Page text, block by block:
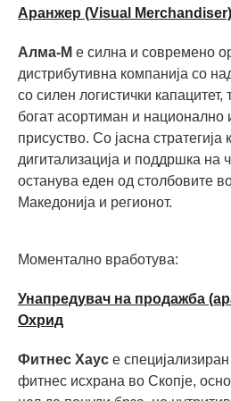
Аранжер (Visual
Алма-М е силна и современо
дистрибутивна компанија со
со силен логистички
богат асортиман и национално
присуство. Со јасна стратегија
дигитализација и поддршка на
останува еден од столбовите
Македонија и регионот.
Моментално вработува:
Унапредувач на продажба
Охрид
Фитнес Хаус е
фитнес исхрана во Скопје,